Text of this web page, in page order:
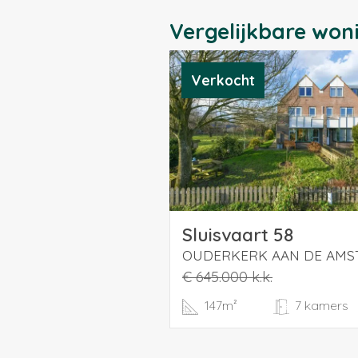
Vergelijkbare
Verkocht
Sluisvaart 58
OUDERKERK AAN DE
€ 645.000 k.k.
147m² 7 kamers